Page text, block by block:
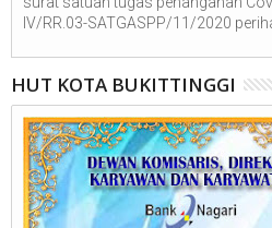
IV/RR.03-SATGASPP/11/2020
HUT KOTA BUKITTINGGI